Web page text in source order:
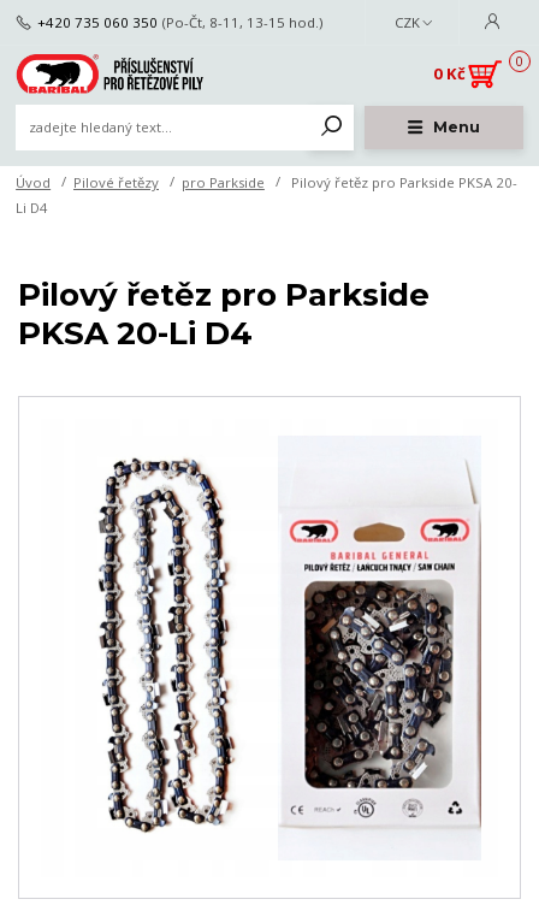
Menu
CZK
+420 735 060 350 (Po-Čt, 8-11, 13-15 hod.)
0
0 Kč
Úvod Pilové řetězy pro Parkside
Pilový řetěz pro Parkside PKSA 20-
Li D4
Pilový řetěz pro Parkside
PKSA 20-Li D4